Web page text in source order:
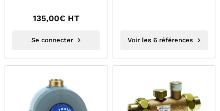
135,00€ HT
Se connecter Voir les 6 références